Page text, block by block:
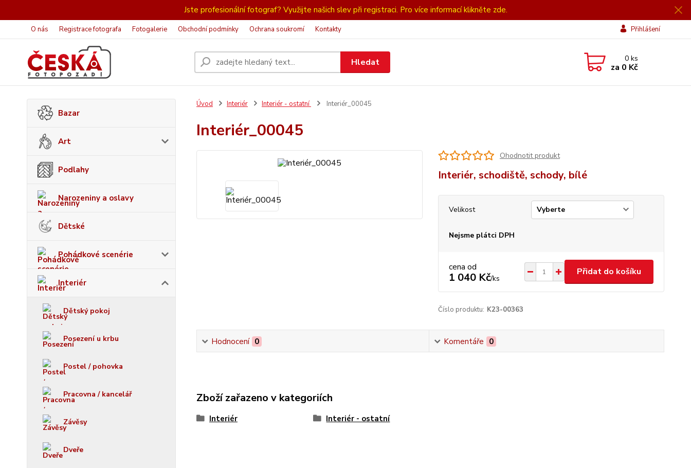
Jste profesionální fotograf? Využijte našich slev při registraci. Pro více informací klikněte zde.
O nás Registrace fotografa Fotogalerie Obchodní podmínky Ochrana soukromí Kontakty Přihlášení
Hledat 0ks
za 0 Kč
Bazar
Art
Podlahy
Narozeniny a oslavy
Dětské
Pohádkové scenérie
Interiér
Dětský pokoj
Posezení u krbu
Postel / pohovka
Pracovna / kancelář
Závěsy
Dveře
Úvod Interiér Interiér - ostatní Interiér_00045
Interiér_00045
Ohodnotit produkt
Interiér, schodiště, schody, bílé
Velikost
Nejsme plátci DPH
cena od
1 040 Kč/ks
Přidat do košíku
Číslo produktu: K23-00363
Hodnocení 0 Komentáře 0
Zboží zařazeno v kategoriích
Interiér Interiér - ostatní